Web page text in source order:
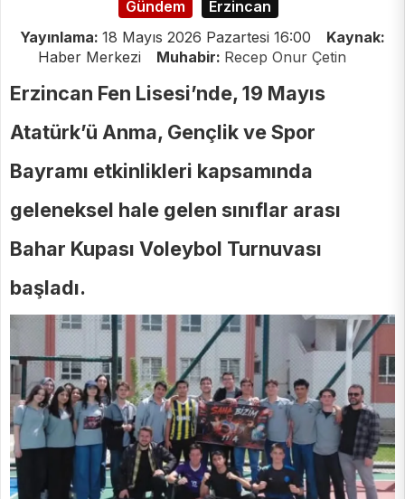
Gündem
Erzincan
Yayınlama: 18 Mayıs 2026 Pazartesi 16:00
Kaynak:
Haber Merkezi
Muhabir: Recep Onur Çetin
Erzincan Fen Lisesi’nde, 19 Mayıs
Atatürk’ü Anma, Gençlik ve Spor
Bayramı etkinlikleri kapsamında
geleneksel hale gelen sınıflar arası
Bahar Kupası Voleybol Turnuvası
başladı.